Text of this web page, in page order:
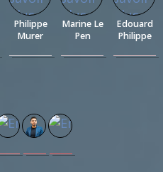
Philippe
Murer
0.13
Marine Le
Pen
0.13
Edouard
Philippe
0.13
0.13
0.13
0.13